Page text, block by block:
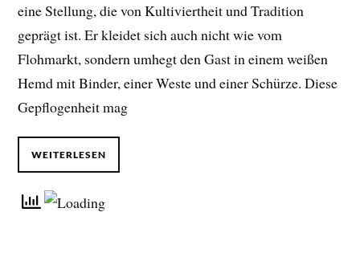
eine Stellung, die von Kultiviertheit und Tradition
geprägt ist. Er kleidet sich auch nicht wie vom
Flohmarkt, sondern umhegt den Gast in einem weißen
Hemd mit Binder, einer Weste und einer Schürze. Diese
Gepflogenheit mag
WEITERLESEN